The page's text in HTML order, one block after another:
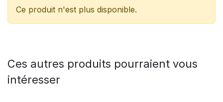
Ce produit n'est plus disponible.
Ces autres produits pourraient vous
intéresser